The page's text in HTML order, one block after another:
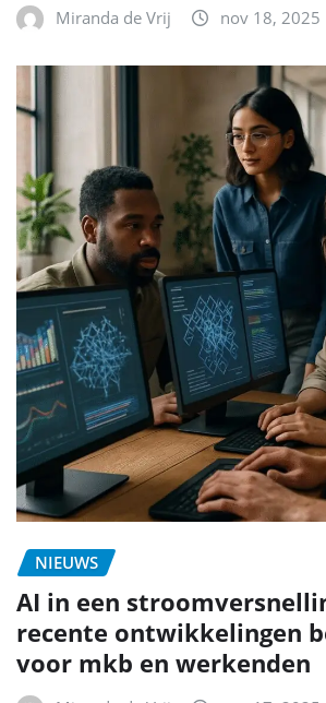
Miranda de Vrij nov 18, 2025
NIEUWS
AI in een
recente ontwikkelingen
voor mkb en werkenden